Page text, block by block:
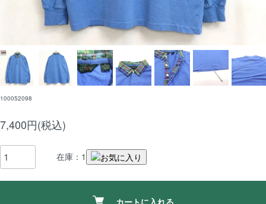
100052098
7,400円(税込)
在庫：1
カートに入れる